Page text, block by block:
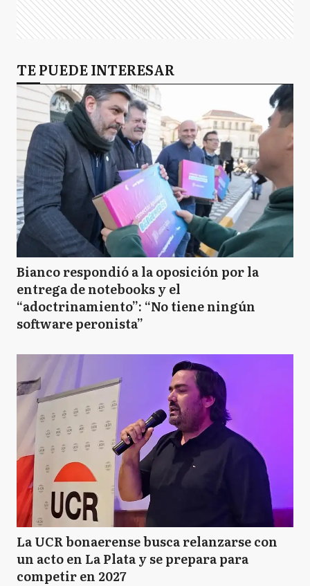
TE PUEDE INTERESAR
Bianco respondió a la oposición por la
entrega de notebooks y el
“adoctrinamiento”: “No tiene ningún
software peronista”
La UCR bonaerense busca relanzarse con
un acto en La Plata y se prepara para
competir en 2027